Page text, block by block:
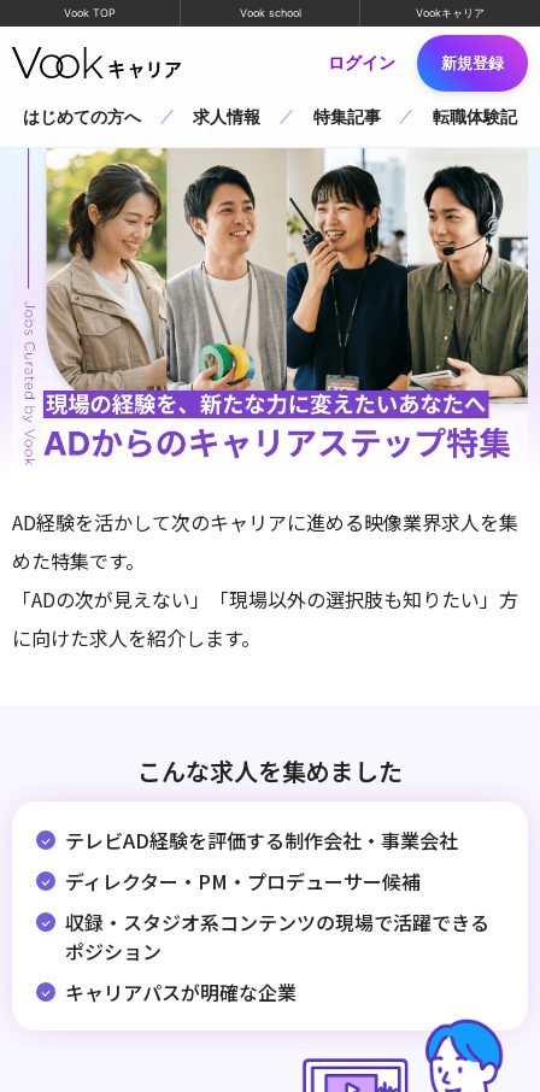
Vook TOP Vook school Vookキャリア
ログイン 新規登録
はじめての方へ 求人情報 特集記事 転職体験記
AD経験を活かして次のキャリアに進める映像業界求人を集
めた特集です。
「ADの次が見えない」「現場以外の選択肢も知りたい」方
に向けた求人を紹介します。
こんな求人を集めました
テレビAD経験を評価する制作会社・事業会社
ディレクター・PM・プロデューサー候補
収録・スタジオ系コンテンツの現場で活躍できる
ポジション
キャリアパスが明確な企業